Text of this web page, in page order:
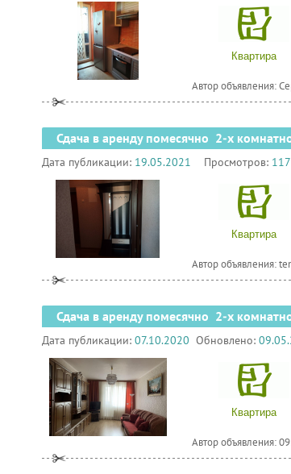
Квартира
Автор объявления:
Сдача в аренду помесячно 2-х
Дата публикации: 19.05.2021 Просмотров:
Квартира
Автор объявления:
Сдача в аренду помесячно 2-х
Дата публикации: 07.10.2020 Обновлено:
Квартира
Автор объявления: